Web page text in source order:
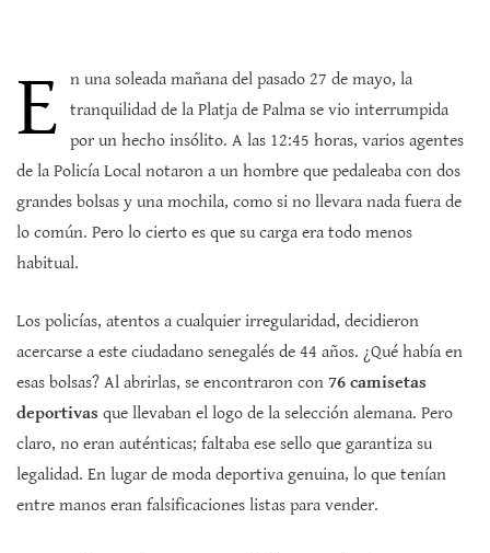
E
n una soleada mañana del pasado 27 de mayo, la
tranquilidad de la Platja de Palma se vio interrumpida
por un hecho insólito. A las 12:45 horas, varios agentes
de la Policía Local notaron a un hombre que pedaleaba con dos
grandes bolsas y una mochila, como si no llevara nada fuera de
lo común. Pero lo cierto es que su carga era todo menos
habitual.
Los policías, atentos a cualquier irregularidad, decidieron
acercarse a este ciudadano senegalés de 44 años. ¿Qué había en
esas bolsas? Al abrirlas, se encontraron con 76 camisetas
deportivas que llevaban el logo de la selección alemana. Pero
claro, no eran auténticas; faltaba ese sello que garantiza su
legalidad. En lugar de moda deportiva genuina, lo que tenían
entre manos eran falsificaciones listas para vender.